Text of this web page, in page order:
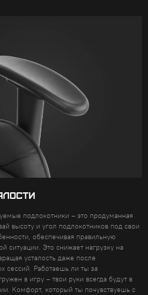
подлокотники – это продуманная
высоту и угол подлокотников под свои
обеспечивая правильную
ситуации. Это снижает нагрузку на
усталость даже после
сессий. Работаешь ли ты за
в игру – твои руки всегда будут в
Комфорт, который ты почувствуешь с